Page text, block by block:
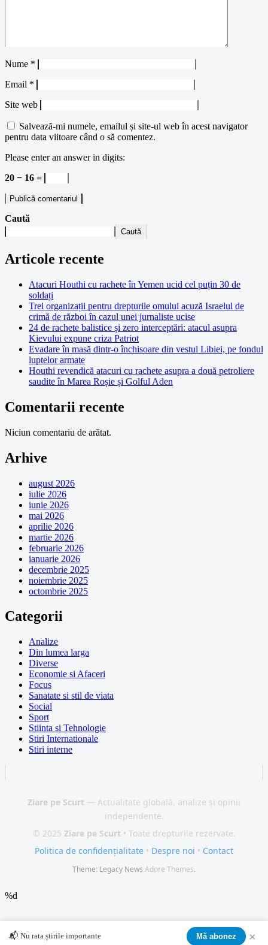
Nume *
Email *
Site web
Salvează-mi numele, emailul și site-ul web în acest navigator
pentru data viitoare când o să comentez.
Please enter an answer in digits:
20 − 16 =
Caută
Caută
Articole recente
Atacuri Houthi cu rachete în Yemen ucid cel puțin 30 de
soldați
Trei organizații pentru drepturile omului acuză Israelul de
crimă de război în cazul unei jurnaliste ucise
24 de rachete balistice și zero interceptări: atacul asupra
Kievului expune criza Patriot
Evadare în masă dintr-o închisoare din vestul Libiei, pe fondul
luptelor armate
Houthi revendică atacuri cu rachete asupra a două petroliere
saudite în Marea Roșie și Golful Aden
Comentarii recente
Niciun comentariu de arătat.
Arhive
august 2026
iulie 2026
iunie 2026
mai 2026
aprilie 2026
martie 2026
februarie 2026
ianuarie 2026
decembrie 2025
noiembrie 2025
octombrie 2025
Categorii
Analize
Din lumea larga
Diverse
Economie si Afaceri
Focus
Sanatate si stil de viata
Social
Sport
Stiinta si Tehnologie
Stiri Internationale
Stiri interne
Ziare pe Scurt — Actualitate globală, analize și opinii
independente.
© 2025 Ziare pe Scurt • Toate drepturile rezervate.
Politica de confidențialitate • Despre noi • Contact
Theme: Legacy News Adore Themes.
📬 Nu rata știrile importante Mă abonez ×
%d